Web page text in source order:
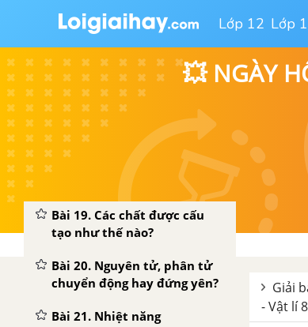
Lớp 12 Lớp
💥 NGÀY
Đề ôn tập học kì 1 – Có đáp
án và lời giải
Đề thi học kì 1 của các
trường có lời giải – Mới nhất
Bài 19. Các chất được cấu
tạo như thế nào?
Bài 20. Nguyên tử, phân tử
chuyển động hay đứng yên?
Bài 21. Nhiệt năng
Giải
- Vật lí 8